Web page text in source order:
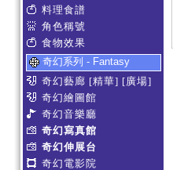
料理食譜
角色稱號
食物效果
奇幻系列 - Fantasy
奇幻藝廊 [精華] [廣場]
奇幻繪圖館
奇幻音樂廳
奇幻寫真館
奇幻伸展台
奇幻電影院